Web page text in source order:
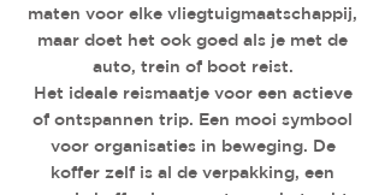
maten voor elke vliegtuigmaatschappij,
maar doet het ook goed als je met de
auto, trein of boot reist.
Het ideale reismaatje voor een actieve
of ontspannen trip. Een mooi symbool
voor organisaties in beweging. De
koffer zelf is al de verpakking, een